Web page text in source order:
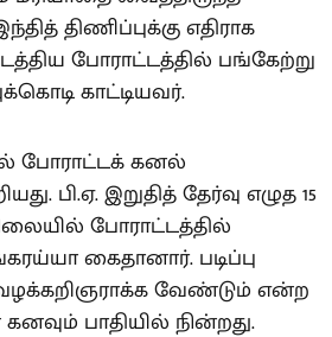
திணிப்புக்கு எதிராக
போராட்டத்தில் பங்கேற்று
காட்டியவர்.
ல் போராட்டக் கனல்
பி.ஏ. இறுதித் தேர்வு எழுத 15
போராட்டத்தில்
கைதானார். படிப்பு
வழக்கறிஞராக்க வேண்டும் என்ற
பாதியில் நின்றது.